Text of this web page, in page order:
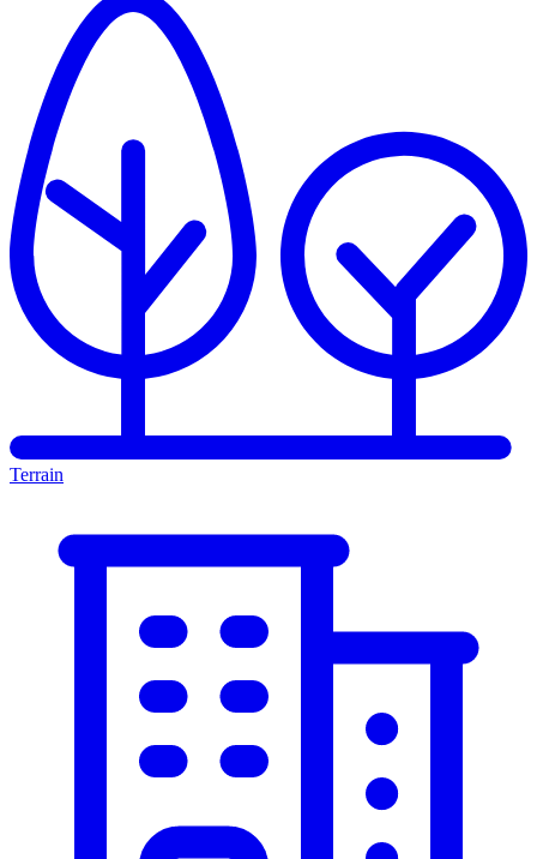
Terrain